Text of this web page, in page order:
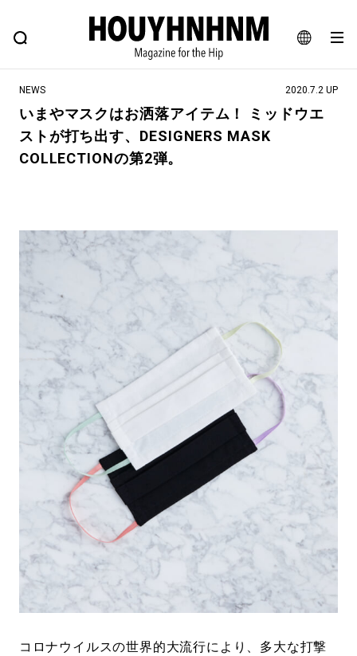
JA
EN
FEATURE BLOG SNAP
ヒップなファッション、カルチャー、ライフスタイルWEBマガジン
#注目のタグ
#NEW VINTAGE #マイナーグッド図鑑
#路地裏てぃーん。 #MONTHLY JOURNAL
#GH 銘品の所以 #フイナムのYouTube
#Commune H
#ととけん #MUSIC #MOVIE
#LIFESTYLE #SNEAKER #OUTDOOR
#SPORTS #HANDSOME HANDBOOK
NEWS 2020.7.2 UP
いまやマスクはお洒落アイテム！ ミッドウエ
ストが打ち出す、DESIGNERS MASK
COLLECTIONの第2弾。
コロナウイルスの世界的大流行により、多大な打撃